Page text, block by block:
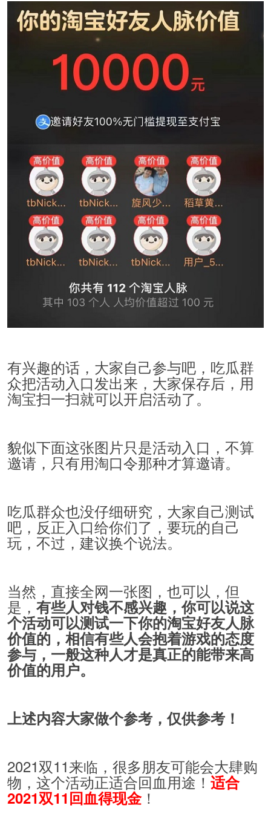
有兴趣的话，大家自己参与吧，吃瓜群
众把活动入口发出来，大家保存后，用
淘宝扫一扫就可以开启活动了。
貌似下面这张图片只是活动入口，不算
邀请，只有用淘口令那种才算邀请。
吃瓜群众也没仔细研究，大家自己测试
吧，反正入口给你们了，要玩的自己
玩，不过，建议换个说法。
当然，直接全网一张图，也可以，但
是，有些人对钱不感兴趣，你可以说这
个活动可以测试一下你的淘宝好友人脉
价值的，相信有些人会抱着游戏的态度
参与，一般这种人才是真正的能带来高
价值的用户。
上述内容大家做个参考，仅供参考！
2021双11来临，很多朋友可能会大肆购
物，这个活动正适合回血用途！ 适合
2021双11回血得现金！